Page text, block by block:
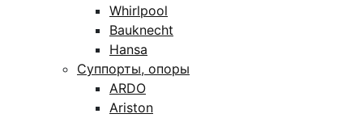
Whirlpool
Bauknecht
Hansa
Суппорты, опоры
ARDO
Ariston